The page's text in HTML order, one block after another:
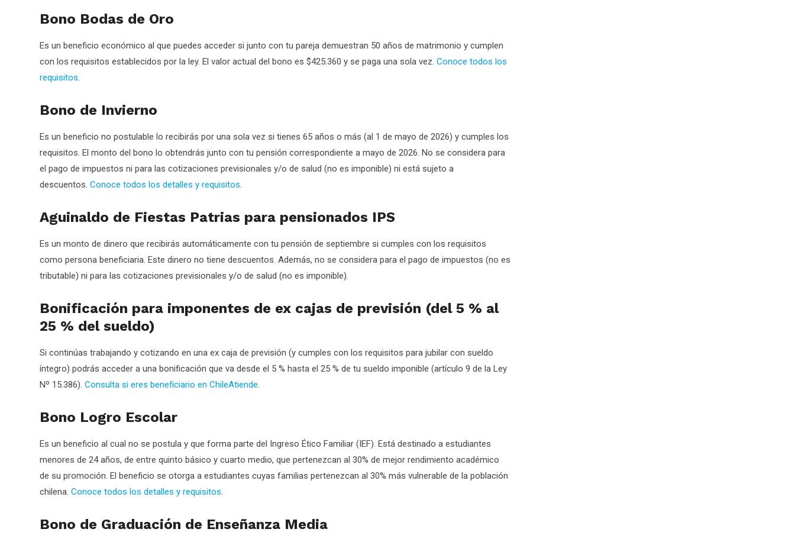
Bono Bodas de Oro
Es un beneficio económico al que puedes acceder si junto con tu pareja demuestran 50 años de matrimonio y cumplen
con los requisitos establecidos por la ley. El valor actual del bono es $425.360 y se paga una sola vez. Conoce todos los
requisitos.
Bono de Invierno
Es un beneficio no postulable lo recibirás por una sola vez si tienes 65 años o más (al 1 de mayo de 2026) y cumples los
requisitos. El monto del bono lo obtendrás junto con tu pensión correspondiente a mayo de 2026. No se considera para
el pago de impuestos ni para las cotizaciones previsionales y/o de salud (no es imponible) ni está sujeto a
descuentos. Conoce todos los detalles y requisitos.
Aguinaldo de Fiestas Patrias para pensionados IPS
Es un monto de dinero que recibirás automáticamente con tu pensión de septiembre si cumples con los requisitos
como persona beneficiaria. Este dinero no tiene descuentos. Además, no se considera para el pago de impuestos (no es
tributable) ni para las cotizaciones previsionales y/o de salud (no es imponible).
Bonificación para imponentes de ex cajas de previsión (del 5 % al
25 % del sueldo)
Si continúas trabajando y cotizando en una ex caja de previsión (y cumples con los requisitos para jubilar con sueldo
íntegro) podrás acceder a una bonificación que va desde el 5 % hasta el 25 % de tu sueldo imponible (artículo 9 de la Ley
Nº 15.386). Consulta si eres beneficiario en ChileAtiende.
Bono Logro Escolar
Es un beneficio al cual no se postula y que forma parte del Ingreso Ético Familiar (IEF). Está destinado a estudiantes
menores de 24 años, de entre quinto básico y cuarto medio, que pertenezcan al 30% de mejor rendimiento académico
de su promoción. El beneficio se otorga a estudiantes cuyas familias pertenezcan al 30% más vulnerable de la población
chilena. Conoce todos los detalles y requisitos.
Bono de Graduación de Enseñanza Media